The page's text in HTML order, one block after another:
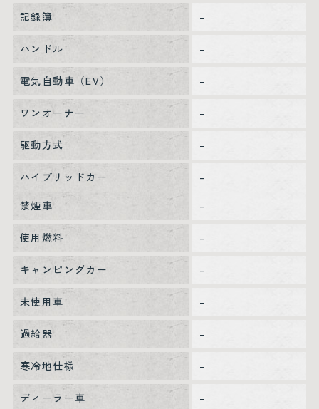
記録簿 –
ハンドル –
電気自動車（EV） –
ワンオーナー –
駆動方式 –
ハイブリッドカー
–
禁煙車
–
使用燃料 –
キャンピングカー –
未使用車 –
過給器 –
寒冷地仕様 –
ディーラー車 –